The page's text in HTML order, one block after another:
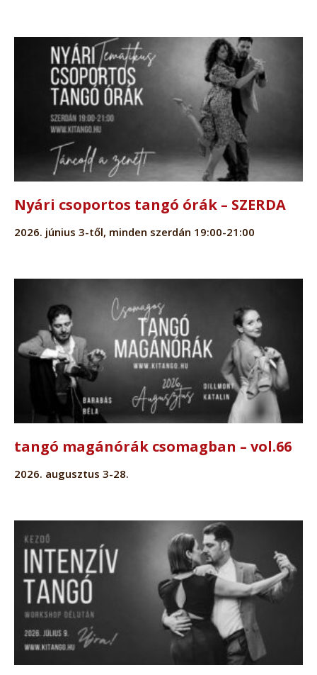
Nyári csoportos tangó órák – SZERDA
2026. június 3-től, minden szerdán 19:00-21:00
tangó magánórák csomagban – vol.66
2026. augusztus 3-28.